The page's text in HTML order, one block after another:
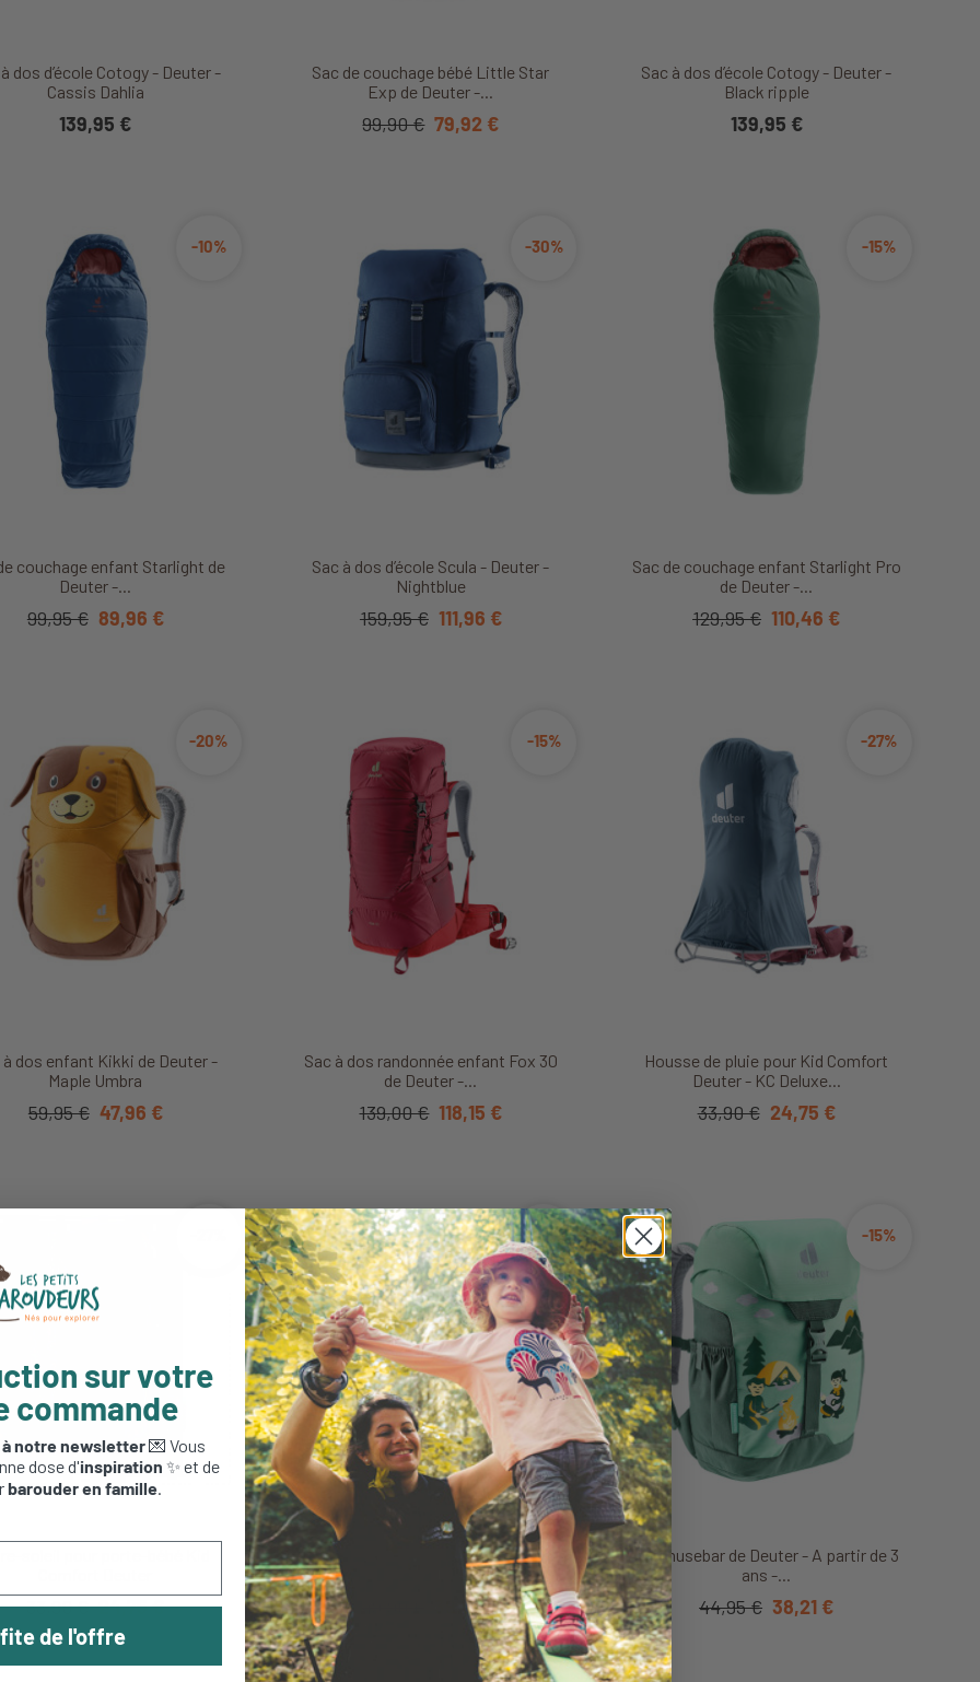
dos d’école Cotogy - Deuter -
Cassis Dahlia
139,95 €
Sac de couchage bébé Little Star
Exp de Deuter -...
99,90 € 79,92 €
Sac à dos d’école Cotogy - Deuter -
Black ripple
139,95 €
couchage enfant Starlight de
Deuter -...
-10%
99,95 € 89,96 €
Sac à dos d’école Scula - Deuter -
Nightblue
-30%
159,95 € 111,96 €
Sac de couchage enfant Starlight Pro
de Deuter -...
-15%
129,95 € 110,46 €
à dos enfant Kikki de Deuter -
Maple Umbra
-20%
59,95 € 47,96 €
Sac à dos randonnée enfant Fox 30
de Deuter -...
-15%
139,00 € 118,15 €
Housse de pluie pour Kid Comfort
Deuter - KC Deluxe...
-27%
33,90 € 24,75 €
33,90 € 24,75 €
Waldfuchs de Deuter - A partir de 6
ans - Amber maple
-20%
Découvrir ce produit
39,92 €
Schmusebar de Deuter - A partir de 3
ans -...
-15%
44,95 € 38,21 €
sur votre
commande
notre newsletter💌 Vous
dose d'inspiration ✨ et de
barouder en famille.
de l'offre